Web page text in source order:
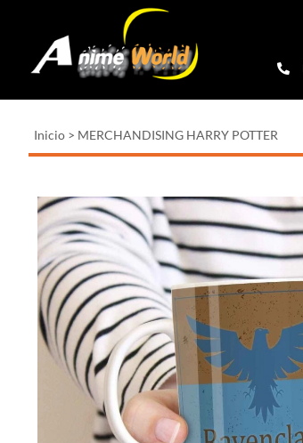
Inicio > MERCHANDISING HARRY POTTER